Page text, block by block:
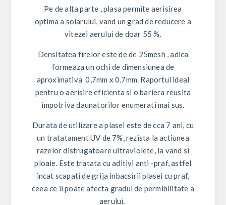
Pe de alta parte , plasa permite aerisirea
optima a solarului, vand un grad de reducere a
vitezei aerului de doar 55 %.
Densitatea firelor este de de 25mesh , adica
formeaza un ochi de dimensiunea de
aproximativa 0,7mm x 0.7mm. Raportul ideal
pentru o aerisire eficienta si o bariera reusita
impotriva daunatorilor enumerati mai sus.
Durata de utilizare a plasei este de cca 7 ani, cu
un tratatament UV de 7%, rezista la actiunea
razelor distrugatoare ultraviolete, la vand si
ploaie. Este tratata cu aditivi anti -praf, astfel
incat scapati de grija inbacsirii plasei cu praf,
ceea ce ii poate afecta gradul de permibilitate a
aerului.